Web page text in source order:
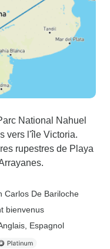
National Nahuel
vers l'île Victoria.
rupestres de Playa
Carlos De Bariloche
bienvenus
Espagnol